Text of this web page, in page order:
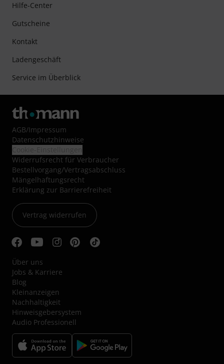
Hilfe-Center
Gutscheine
Kontakt
Ladengeschäft
Service im Überblick
AGB/Impressum
Datenschutzhinweise
Widerrufsrecht für Verbraucher
Bestellvorgang/Vertragsabschluss
Mängelhaftungsrecht
Erklärung zur Barrierefreiheit
Vertrag widerrufen
Über uns
Jobs & Karriere
Blog
Kleinanzeigen
Nachhaltigkeit
Hinweisgebersystem
Audio Professionell